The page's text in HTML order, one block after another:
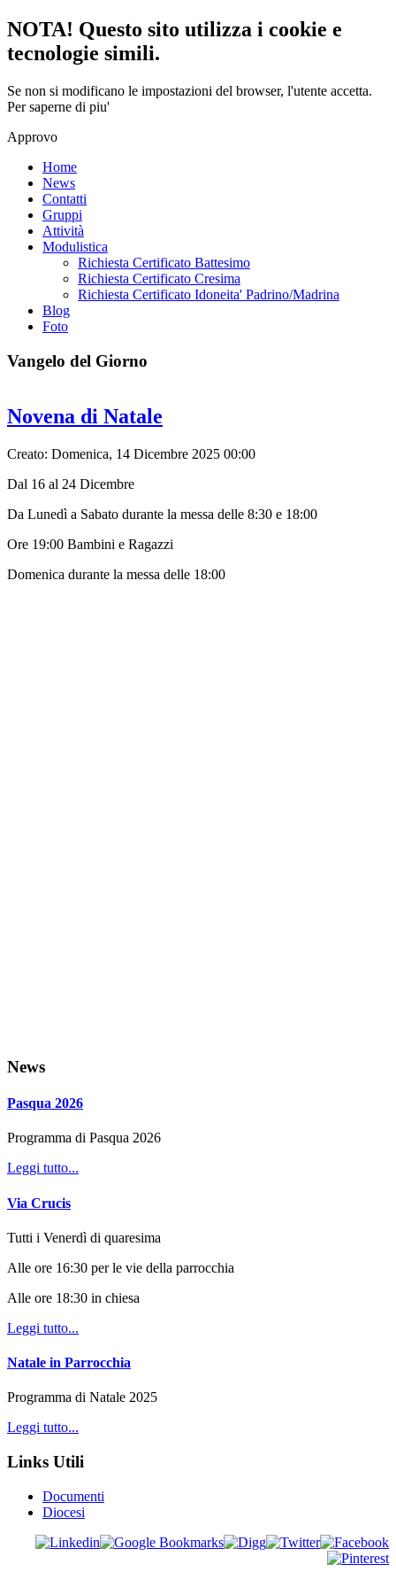
NOTA! Questo sito utilizza i cookie e
tecnologie simili.
Se non si modificano le impostazioni del browser, l'utente accetta.
Per saperne di piu'
Approvo
Home
News
Contatti
Gruppi
Attività
Modulistica
Richiesta Certificato Battesimo
Richiesta Certificato Cresima
Richiesta Certificato Idoneita' Padrino/Madrina
Blog
Foto
Vangelo del Giorno
Novena di Natale
Creato: Domenica, 14 Dicembre 2025 00:00
Dal 16 al 24 Dicembre
Da Lunedì a Sabato durante la messa delle 8:30 e 18:00
Ore 19:00 Bambini e Ragazzi
Domenica durante la messa delle 18:00
News
Pasqua 2026
Programma di Pasqua 2026
Leggi tutto...
Via Crucis
Tutti i Venerdì di quaresima
Alle ore 16:30 per le vie della parrocchia
Alle ore 18:30 in chiesa
Leggi tutto...
Natale in Parrocchia
Programma di Natale 2025
Leggi tutto...
Links Utili
Documenti
Diocesi